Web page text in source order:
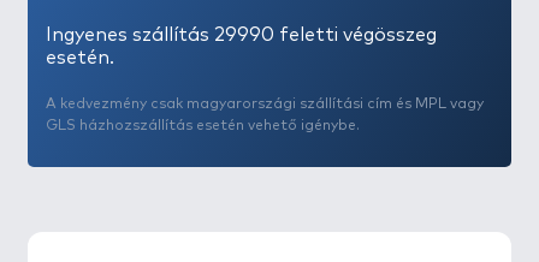
Ingyenes szállítás 29990 feletti végösszeg
esetén.
A kedvezmény csak magyarországi szállítási cím és MPL vagy
GLS házhozszállítás esetén vehető igénybe.